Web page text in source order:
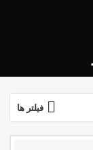
فیلتر ها